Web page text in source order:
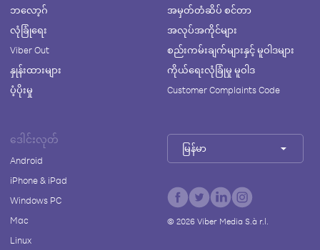
ဘလော့ဂ်
လုံခြုံရေး
Viber Out
နှုန်းထားများ
ပံ့ပိုးမှု
အမှတ်တံဆိပ် စင်တာ
အလုပ်အကိုင်များ
စည်းကမ်းချက်များနှင့် မူဝါဒများ
ကိုယ်ရေးလုံခြုံမှု မူဝါဒ
Customer Complaints Code
ဒေါင်းလုတ်
Android
iPhone & iPad
Windows PC
Mac
Linux
မြန်မာ
© 2026Viber Media S.à r.l.